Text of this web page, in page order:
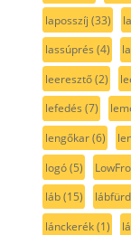
laposszíj (33)
lassúprés (4)
leeresztő(2)
lefedés (7)
lengőkar(6)
logó(5)
láb(15)
lánckerék(1)